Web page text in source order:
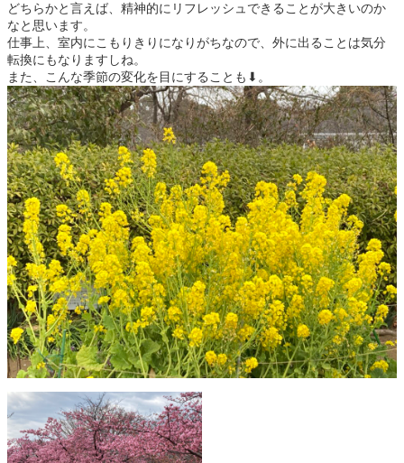
どちらかと言えば、精神的にリフレッシュできることが大きいのか
なと思います。
仕事上、室内にこもりきりになりがちなので、外に出ることは気分
転換にもなりますしね。
また、こんな季節の変化を目にすることも⬇︎。